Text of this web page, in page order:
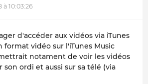
à 10:03:26
d'accéder aux vidéos via iTunes
format vidéo sur l'iTunes Music
notament de voir les vidéos
son ordi et aussi sur sa télé (via